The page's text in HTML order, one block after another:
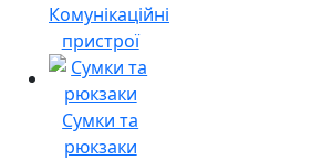
Комунікаційні
пристрої
Сумки та
рюкзаки